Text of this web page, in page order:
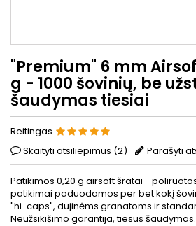
"Premium" 6 mm
g - 1000 šovinių, be
šaudymas tiesiai
Reitingas
Skaityti atsiliepimus (2) Parašyti
Patikimos 0,20 g airsoft šratai -
patikimai paduodamos per bet kokį
"hi-caps", dujinėms granatoms ir
Neužsikišimo garantija, tiesus šaudymas.